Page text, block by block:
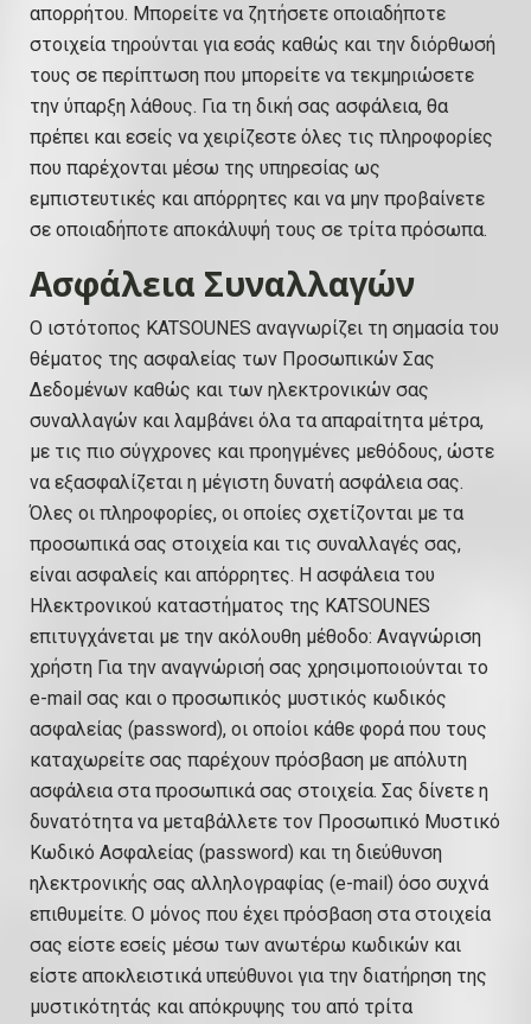
απορρήτου. Μπορείτε να ζητήσετε οποιαδήποτε
στοιχεία τηρούνται για εσάς καθώς και την διόρθωσή
τους σε περίπτωση που μπορείτε να τεκμηριώσετε
την ύπαρξη λάθους. Για τη δική σας ασφάλεια, θα
πρέπει και εσείς να χειρίζεστε όλες τις πληροφορίες
που παρέχονται μέσω της υπηρεσίας ως
εμπιστευτικές και απόρρητες και να μην προβαίνετε
σε οποιαδήποτε αποκάλυψή τους σε τρίτα πρόσωπα.
Ασφάλεια Συναλλαγών
Ο ιστότοπος KATSOUNES αναγνωρίζει τη σημασία του
θέματος της ασφαλείας των Προσωπικών Σας
Δεδομένων καθώς και των ηλεκτρονικών σας
συναλλαγών και λαμβάνει όλα τα απαραίτητα μέτρα,
με τις πιο σύγχρονες και προηγμένες μεθόδους, ώστε
να εξασφαλίζεται η μέγιστη δυνατή ασφάλεια σας.
Όλες οι πληροφορίες, οι οποίες σχετίζονται με τα
προσωπικά σας στοιχεία και τις συναλλαγές σας,
είναι ασφαλείς και απόρρητες. Η ασφάλεια του
Ηλεκτρονικού καταστήματος της KATSOUNES
επιτυγχάνεται με την ακόλουθη μέθοδο: Αναγνώριση
χρήστη Για την αναγνώρισή σας χρησιμοποιούνται το
e-mail σας και ο προσωπικός μυστικός κωδικός
ασφαλείας (password), οι οποίοι κάθε φορά που τους
καταχωρείτε σας παρέχουν πρόσβαση με απόλυτη
ασφάλεια στα προσωπικά σας στοιχεία. Σας δίνετε η
δυνατότητα να μεταβάλλετε τον Προσωπικό Μυστικό
Κωδικό Ασφαλείας (password) και τη διεύθυνση
ηλεκτρονικής σας αλληλογραφίας (e-mail) όσο συχνά
επιθυμείτε. Ο μόνος που έχει πρόσβαση στα στοιχεία
σας είστε εσείς μέσω των ανωτέρω κωδικών και
είστε αποκλειστικά υπεύθυνοι για την διατήρηση της
μυστικότητάς και απόκρυψης του από τρίτα